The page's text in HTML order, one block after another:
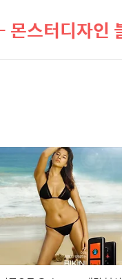
스터디자인